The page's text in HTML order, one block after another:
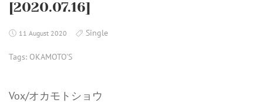
[2020.07.16]
11 August 2020 Single
Tags: OKAMOTO'S
Vox/オカモトショウ